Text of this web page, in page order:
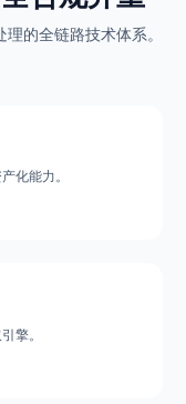
的全链路技术体系。
化能力。
擎。